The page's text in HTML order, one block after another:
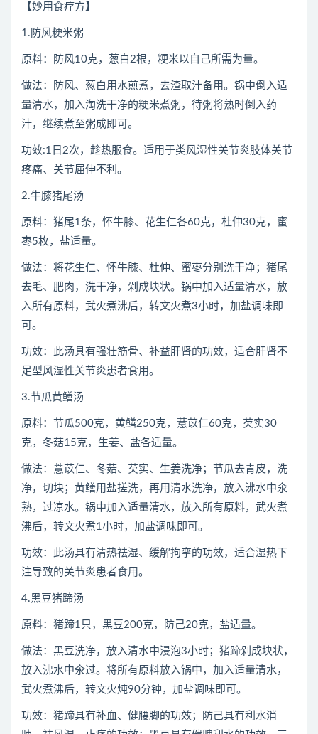
【妙用食疗方】
1.防风粳米粥
原料：防风10克，葱白2根，粳米以自己所需为量。
做法：防风、葱白用水煎煮，去渣取汁备用。锅中倒入适
量清水，加入淘洗干净的粳米煮粥，待粥将熟时倒入药
汁，继续煮至粥成即可。
功效:1日2次，趁热服食。适用于类风湿性关节炎肢体关节
疼痛、关节屈伸不利。
2.牛膝猪尾汤
原料：猪尾1条，怀牛膝、花生仁各60克，杜仲30克，蜜
枣5枚，盐适量。
做法：将花生仁、怀牛膝、杜仲、蜜枣分别洗干净；猪尾
去毛、肥肉，洗干净，剁成块状。锅中加入适量清水，放
入所有原料，武火煮沸后，转文火煮3小时，加盐调味即
可。
功效：此汤具有强壮筋骨、补益肝肾的功效，适合肝肾不
足型风湿性关节炎患者食用。
3.节瓜黄鳝汤
原料：节瓜500克，黄鳝250克，薏苡仁60克，芡实30
克，冬菇15克，生姜、盐各适量。
做法：薏苡仁、冬菇、芡实、生姜洗净；节瓜去青皮，洗
净，切块；黄鳝用盐搓洗，再用清水洗净，放入沸水中氽
熟，过凉水。锅中加入适量清水，放入所有原料，武火煮
沸后，转文火煮1小时，加盐调味即可。
功效：此汤具有清热祛湿、缓解拘挛的功效，适合湿热下
注导致的关节炎患者食用。
4.黑豆猪蹄汤
原料：猪蹄1只，黑豆200克，防己20克，盐适量。
做法：黑豆洗净，放入清水中浸泡3小时；猪蹄剁成块状，
放入沸水中氽过。将所有原料放入锅中，加入适量清水，
武火煮沸后，转文火炖90分钟，加盐调味即可。
功效：猪蹄具有补血、健腰脚的功效；防己具有利水消